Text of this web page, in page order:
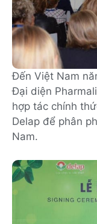
Đến Việt Nam
Đại diện
hợp tác chính
Delap để phân
Nam.